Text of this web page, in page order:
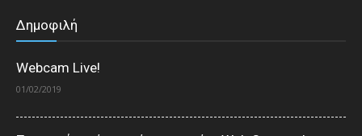
Δημοφιλή
Webcam Live!
01/02/2019